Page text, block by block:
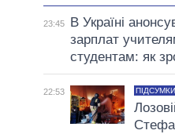
23:45
В Україні
зарплат
студентам: як
22:53 ПІДСУМКИ